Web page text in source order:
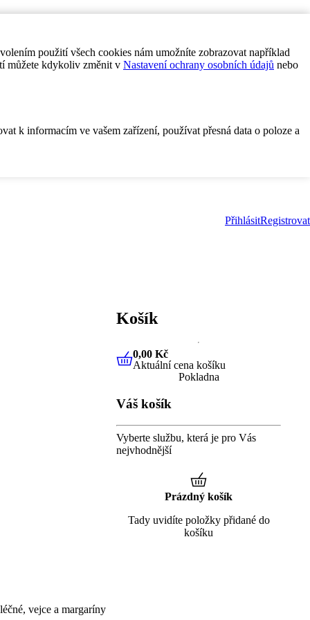
použití všech cookies nám umožníte zobrazovat například
můžete kdykoliv změnit v Nastavení ochrany osobních údajů nebo
k informacím ve vašem zařízení, používat přesná data o poloze a
PřihlásitRegistrovat
vejce a margaríny
Košík
0,00 KčAktuální cena košíku
0,00 Kč
Aktuální cena košíku
Pokladna
Váš košík
Vyberte službu, která je pro Vás
nejvhodnější
Prázdný košík
Tady uvidíte položky přidané do
košíku